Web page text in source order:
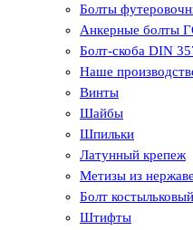
Болты
Анкерные болты
Болт-скоба DIN
Наше
Винты
Шайбы
Шпильки
Латунный крепеж
Метизы из
Болт
Штифты